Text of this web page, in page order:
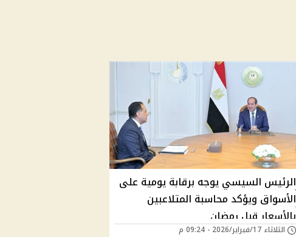
الرئيس السيسي يوجه برقابة يومية على
الأسواق ويؤكد محاسبة المتلاعبين
بالأسعار قبل رمضان
الثلاثاء 17/فبراير/2026 - 09:24 م